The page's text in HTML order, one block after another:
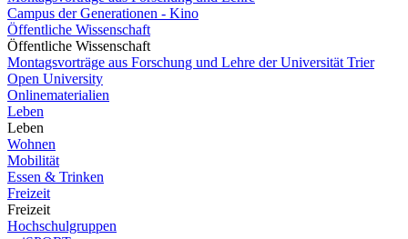
Campus der Generationen - Kino
Öffentliche Wissenschaft
Öffentliche Wissenschaft
Montagsvorträge aus Forschung und Lehre der Universität Trier
Open University
Onlinematerialien
Leben
Leben
Wohnen
Mobilität
Essen & Trinken
Freizeit
Freizeit
Hochschulgruppen